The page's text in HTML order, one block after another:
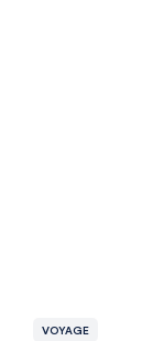
VOYAGE